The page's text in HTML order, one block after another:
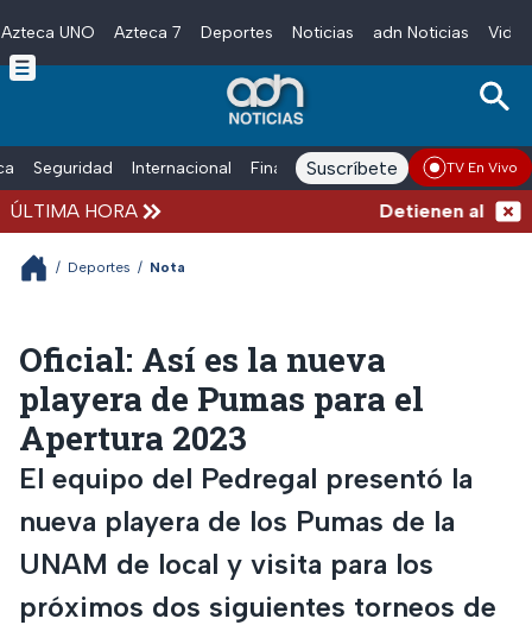
Skip to main content
Azteca UNO Azteca 7 Deportes Noticias adn Noticias
Seguridad Internacional Finanzas adn Noticias Radio
Suscríbete TV En Vivo
ÚLTIMA HORA Detienen al
/ Deportes / Nota
Oficial: Así es la nueva
playera de Pumas para el
Apertura 2023
El equipo del Pedregal presentó la
nueva playera de los Pumas de la
UNAM de local y visita para los
próximos dos siguientes torneos de